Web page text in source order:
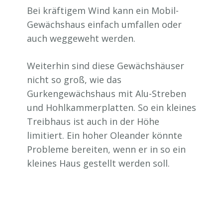
Bei kräftigem Wind kann ein Mobil-
Gewächshaus einfach umfallen oder
auch weggeweht werden.
Weiterhin sind diese Gewächshäuser
nicht so groß, wie das
Gurkengewächshaus mit Alu-Streben
und Hohlkammerplatten. So ein kleines
Treibhaus ist auch in der Höhe
limitiert. Ein hoher Oleander könnte
Probleme bereiten, wenn er in so ein
kleines Haus gestellt werden soll.